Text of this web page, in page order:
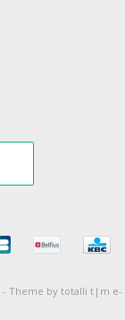
- Theme by totalli t|m e-